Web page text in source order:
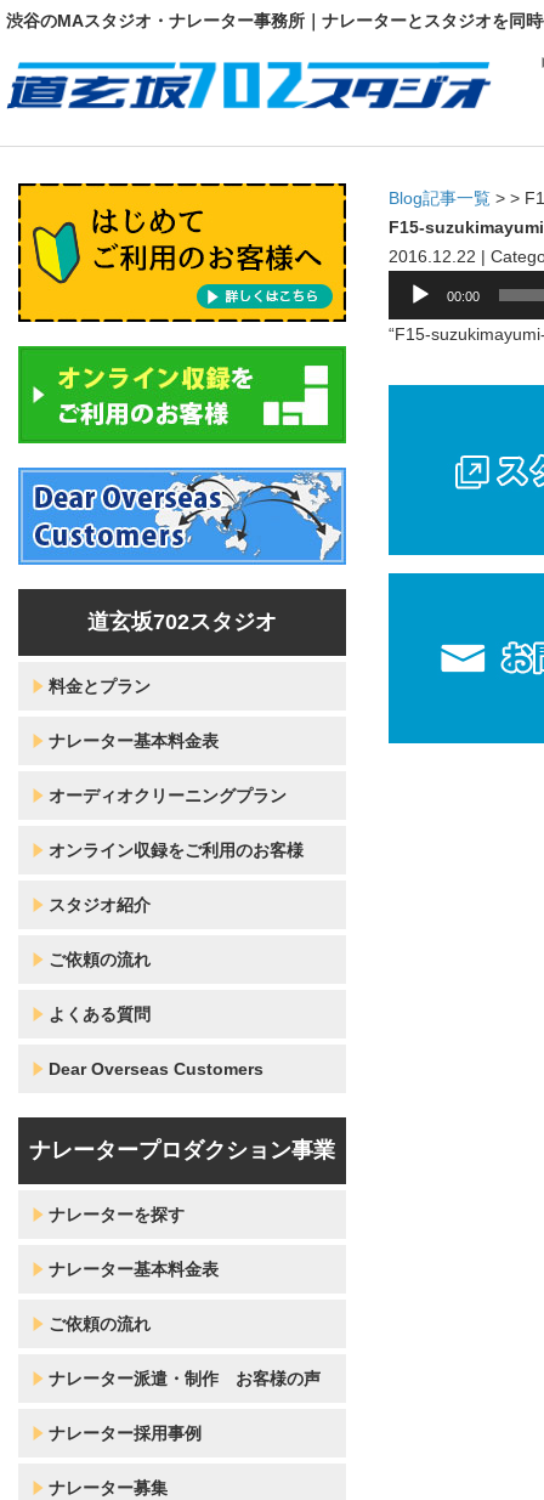
渋谷のMAスタジオ・ナレーター事務所｜ナレーターとスタジオを同
Blog記事一覧 > >
F15-
2016.12.22 |
プ
00:00
“F15-
道玄坂702スタジオ
料金とプラン
ナレーター基本料金表
オーディオクリーニングプラン
オンライン収録をご利用のお客様
スタジオ紹介
ご依頼の流れ
よくある質問
Dear Overseas Customers
ナレータープロダクション事業
ナレーターを探す
ナレーター基本料金表
ご依頼の流れ
ナレーター派遣・制作 お客様の声
ナレーター採用事例
ナレーター募集